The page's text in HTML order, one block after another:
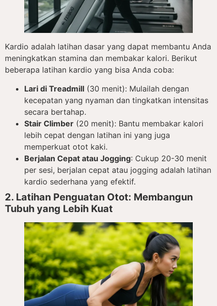
Kardio adalah latihan dasar yang dapat membantu Anda
meningkatkan stamina dan membakar kalori. Berikut
beberapa latihan kardio yang bisa Anda coba:
Lari di Treadmill (30 menit): Mulailah dengan
kecepatan yang nyaman dan tingkatkan intensitas
secara bertahap.
Stair Climber (20 menit): Bantu membakar kalori
lebih cepat dengan latihan ini yang juga
memperkuat otot kaki.
Berjalan Cepat atau Jogging: Cukup 20-30 menit
per sesi, berjalan cepat atau jogging adalah latihan
kardio sederhana yang efektif.
2. Latihan Penguatan Otot: Membangun
Tubuh yang Lebih Kuat